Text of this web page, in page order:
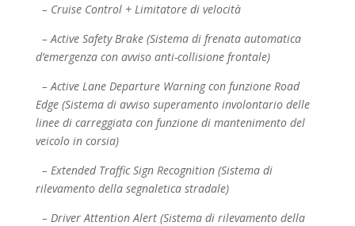
– Cruise Control + Limitatore di velocità
– Active Safety Brake (Sistema di frenata automatica
d’emergenza con avviso anti-collisionefrontale)
– Active Lane Departure Warning con funzione Road
Edge (Sistema di avviso superamentoinvolontario delle
linee di carreggiata con funzione di mantenimento del
veicolo in corsia)
– Extended Traffic Sign Recognition (Sistema di
rilevamento della segnaletica stradale)
– Driver Attention Alert (Sistema di rilevamento della